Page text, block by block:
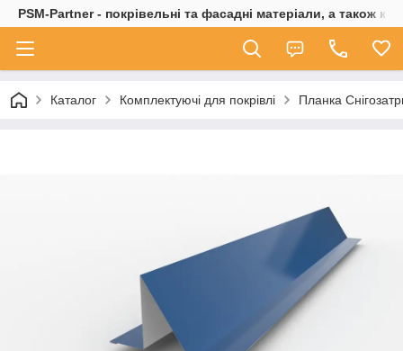
PSM-Partner - покрівельні та фасадні матеріали, а також
Каталог Комплектуючі для покрівлі Планка